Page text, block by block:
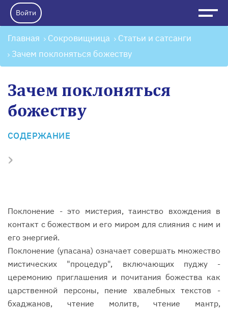
Войти
Главная Сокровищница
Статьи и сатсанги
Зачем поклоняться божеству
Зачем поклоняться
божеству
Поклонение - это мистерия, таинство вхождения в
контакт с божеством и его миром для слияния с ним и
его энергией.
Поклонение (упасана) означает совершать множество
мистических "процедур", включающих пуджу -
церемонию приглашения и почитания божества как
царственной персоны, пение хвалебных текстов -
бхаджанов, чтение молитв, чтение мантр,
СОДЕРЖАНИЕ
›